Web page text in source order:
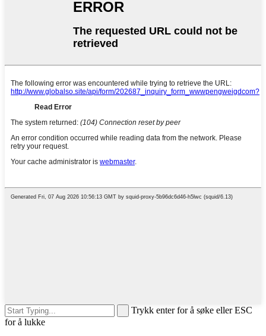
Trykk enter for å søke eller ESC
for å lukke